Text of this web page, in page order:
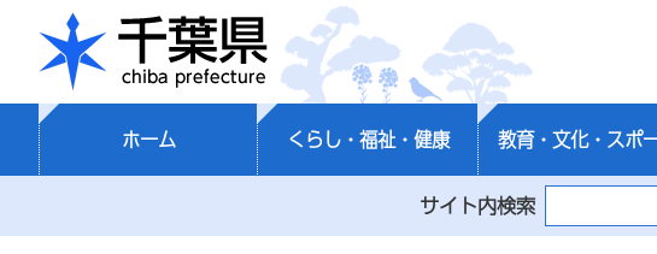
千葉県
ホーム くらし・福祉・健康 教育・文化・スポ
サイト内検索